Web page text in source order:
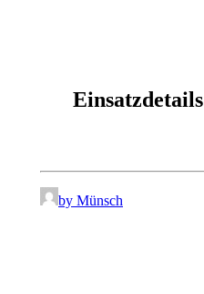
Einsatzdetails
by Münsch